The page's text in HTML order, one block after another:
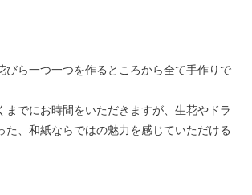
びら一つ一つを作るところから全て手作りで
までにお時間をいただきますが、生花やドラ
た、和紙ならではの魅力を感じていただける